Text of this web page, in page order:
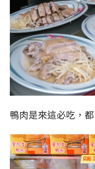
鴨肉是來這必吃，